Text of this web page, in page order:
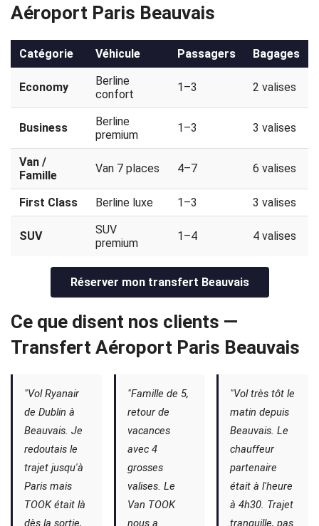
Aéroport Paris Beauvais
Catégorie Véhicule Passagers Bagages
Economy
Berline
confort
1–3 2 valises
Business
Berline
premium
1–3 3 valises
Van /
Famille
Van 7 places 4–7 6 valises
First Class Berline luxe 1–3 3 valises
SUV
SUV
premium
1–4 4 valises
Réserver mon transfert Beauvais
Ce que disent nos clients —
Transfert Aéroport Paris Beauvais
"Vol Ryanair
de Dublin à
Beauvais. Je
redoutais le
trajet jusqu'à
Paris mais
TOOK était là
dès la sortie,
"Famille de 5,
retour de
vacances
avec 4
grosses
valises. Le
Van TOOK
nous a
"Vol très tôt le
matin depuis
Beauvais. Le
chauffeur
partenaire
était à l'heure
à 4h30. Trajet
tranquille, pas